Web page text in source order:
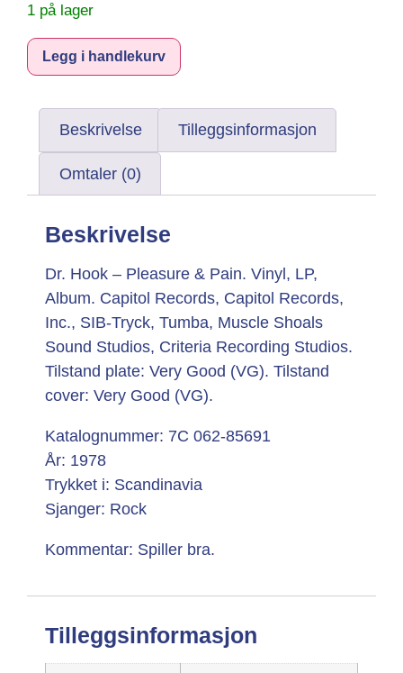
1 på lager
Legg i handlekurv
Beskrivelse Tilleggsinformasjon
Omtaler (0)
Beskrivelse
Dr. Hook – Pleasure & Pain. Vinyl, LP,
Album. Capitol Records, Capitol Records,
Inc., SIB-Tryck, Tumba, Muscle Shoals
Sound Studios, Criteria Recording Studios.
Tilstand plate: Very Good (VG). Tilstand
cover: Very Good (VG).
Katalognummer: 7C 062-85691
År: 1978
Trykket i: Scandinavia
Sjanger: Rock
Kommentar: Spiller bra.
Tilleggsinformasjon